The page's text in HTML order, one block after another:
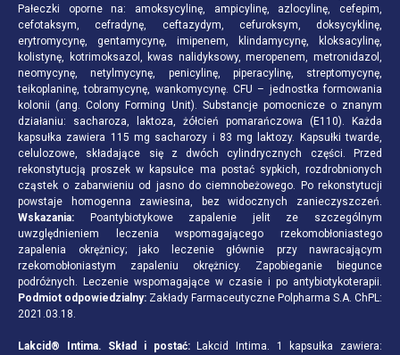
Pałeczki oporne na: amoksycylinę, ampicylinę, azlocylinę, cefepim,
cefotaksym, cefradynę, ceftazydym, cefuroksym, doksycyklinę,
erytromycynę, gentamycynę, imipenem, klindamycynę, kloksacylinę,
kolistynę, kotrimoksazol, kwas nalidyksowy, meropenem, metronidazol,
neomycynę, netylmycynę, penicylinę, piperacylinę, streptomycynę,
teikoplaninę, tobramycynę, wankomycynę. CFU – jednostka formowania
kolonii (ang. Colony Forming Unit). Substancje pomocnicze o znanym
działaniu: sacharoza, laktoza, żółcień pomarańczowa (E110). Każda
kapsułka zawiera 115 mg sacharozy i 83 mg laktozy. Kapsułki twarde,
celulozowe, składające się z dwóch cylindrycznych części. Przed
rekonstytucją proszek w kapsułce ma postać sypkich, rozdrobnionych
cząstek o zabarwieniu od jasno do ciemnobeżowego. Po rekonstytucji
powstaje homogenna zawiesina, bez widocznych zanieczyszczeń.
Wskazania: Poantybiotykowe zapalenie jelit ze szczególnym
uwzględnieniem leczenia wspomagającego rzekomobłoniastego
zapalenia okrężnicy; jako leczenie głównie przy nawracającym
rzekomobłoniastym zapaleniu okrężnicy. Zapobieganie biegunce
podróżnych. Leczenie wspomagające w czasie i po antybiotykoterapii.
Podmiot odpowiedzialny: Zakłady Farmaceutyczne Polpharma S.A. ChPL:
2021.03.18.
Lakcid® Intima. Skład i postać:Lakcid Intima. 1 kapsułka zawiera: